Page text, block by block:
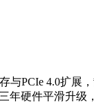
与PCIe 4.0扩展
硬件平滑升级